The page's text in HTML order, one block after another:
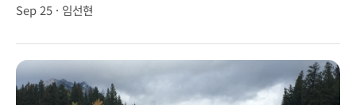
Sep 25 · 임선현